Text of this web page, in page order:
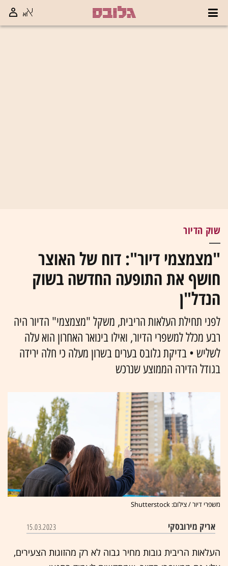
שוק הדיור
"מצמצמי דיור": דוח של האוצר
חושף את התופעה החדשה בשוק
הנדל"ן
לפני תחילת העלאות הריבית, משקל "מצמצמי" הדיור היה
רבע מכלל למשפרי הדיור, ואילו בינואר האחרון הוא עלה
לשליש • בדיקת גלובס בערים בשרון מעלה כי חלה ירידה
בגודל הדירה הממוצע שנרכש
משפרי דיור / צילום: Shutterstock
אריק מירובסקי 15.03.2023
העלאות הריבית גובות מחיר גבוה לא רק מהזוגות הצעירים,